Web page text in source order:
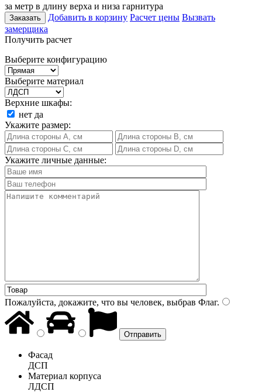
за метр в длину верха и низа гарнитура
Заказать Добавить в корзину Расчет цены Вызвать
замерщика
Получить расчет
Выберите конфигурацию
Выберите материал
Верхние шкафы:
нет да
Укажите размер:
Укажите личные данные:
Пожалуйста, докажите, что вы человек, выбрав Флаг.
Фасад
ДСП
Материал корпуса
ЛДСП